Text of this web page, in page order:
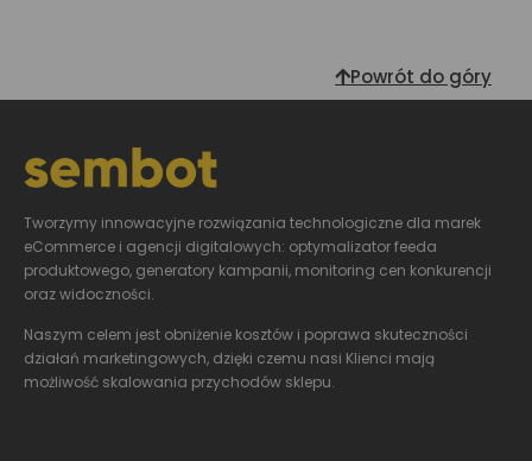
Powrót do góry
Tworzymy innowacyjne rozwiązania technologiczne dla marek
eCommerce i agencji digitalowych: optymalizator feeda
produktowego, generatory kampanii, monitoring cen konkurencji
oraz widoczności.
Naszym celem jest obniżenie kosztów i poprawa skuteczności
działań marketingowych, dzięki czemu nasi Klienci mają
możliwość skalowania przychodów sklepu.